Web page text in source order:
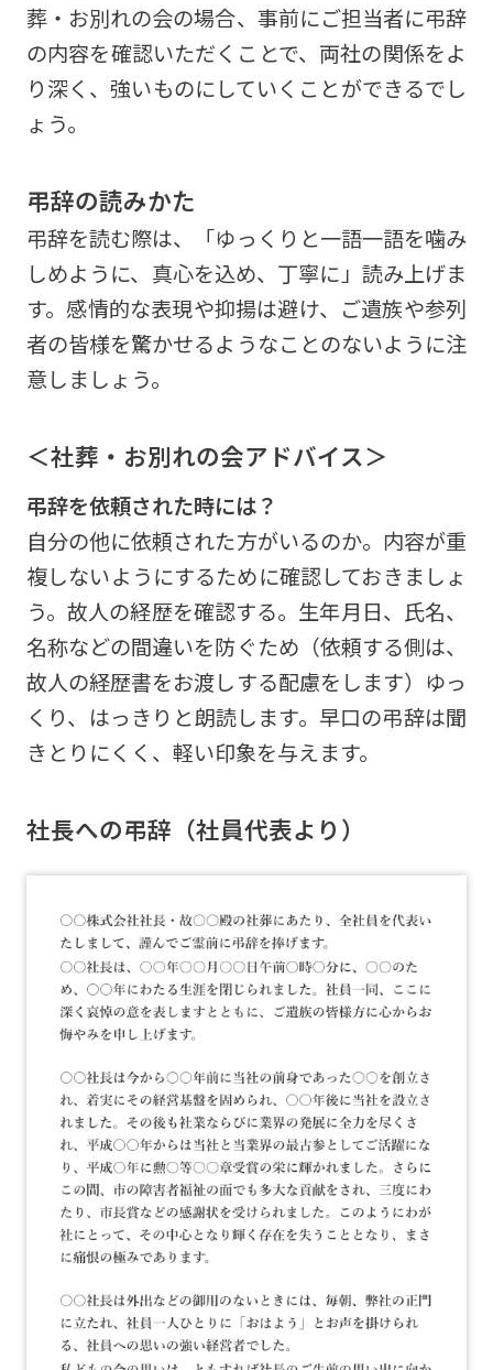
葬・お別れの会の場合、事前にご担当者に弔辞
の内容を確認いただくことで、両社の関係をよ
り深く、強いものにしていくことができるでし
ょう。
弔辞の読みかた
弔辞を読む際は、「ゆっくりと一語一語を噛み
しめように、真心を込め、丁寧に」読み上げま
す。感情的な表現や抑揚は避け、ご遺族や参列
者の皆様を驚かせるようなことのないように注
意しましょう。
＜社葬・お別れの会アドバイス＞
弔辞を依頼された時には？
自分の他に依頼された方がいるのか。内容が重
複しないようにするために確認しておきましょ
う。故人の経歴を確認する。生年月日、氏名、
名称などの間違いを防ぐため（依頼する側は、
故人の経歴書をお渡しする配慮をします）ゆっ
くり、はっきりと朗読します。早口の弔辞は聞
きとりにくく、軽い印象を与えます。
社長への弔辞（社員代表より）